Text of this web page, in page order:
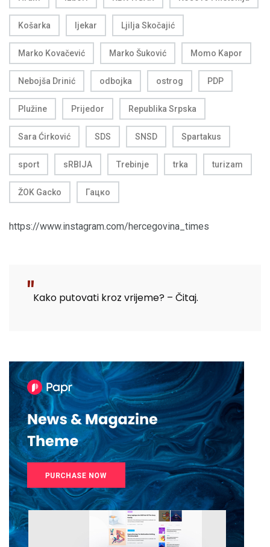
Košarka ljekar Ljilja Skočajić
Marko Kovačević Marko Šuković Momo Kapor
Nebojša Drinić odbojka ostrog PDP
Plužine Prijedor Republika Srpska
Sara Ćirković SDS SNSD Spartakus
sport sRBIJA Trebinje trka turizam
ŽOK Gacko Гацко
https://www.instagram.com/hercegovina_times
Kako putovati kroz vrijeme? – Čitaj.